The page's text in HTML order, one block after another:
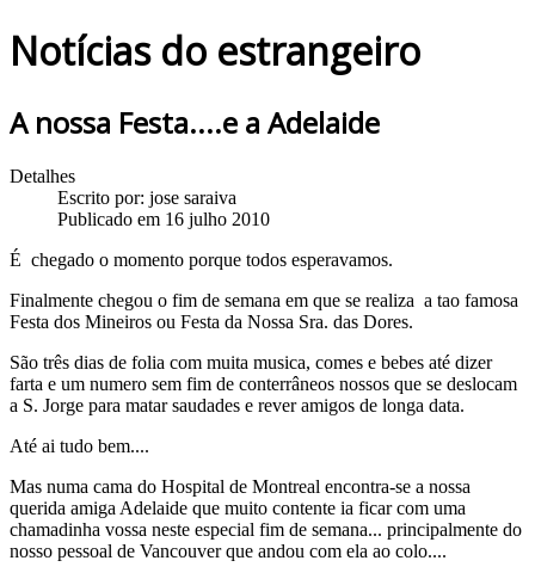
Notícias do estrangeiro
A nossa Festa....e a Adelaide
Detalhes
Escrito por: jose saraiva
Publicado em 16 julho 2010
É chegado o momento porque todos esperavamos.
Finalmente chegou o fim de semana em que se realiza a tao famosa
Festa dos Mineiros ou Festa da Nossa Sra. das Dores.
São três dias de folia com muita musica, comes e bebes até dizer
farta e um numero sem fim de conterrâneos nossos que se deslocam
a S. Jorge para matar saudades e rever amigos de longa data.
Até ai tudo bem....
Mas numa cama do Hospital de Montreal encontra-se a nossa
querida amiga Adelaide que muito contente ia ficar com uma
chamadinha vossa neste especial fim de semana... principalmente do
nosso pessoal de Vancouver que andou com ela ao colo....